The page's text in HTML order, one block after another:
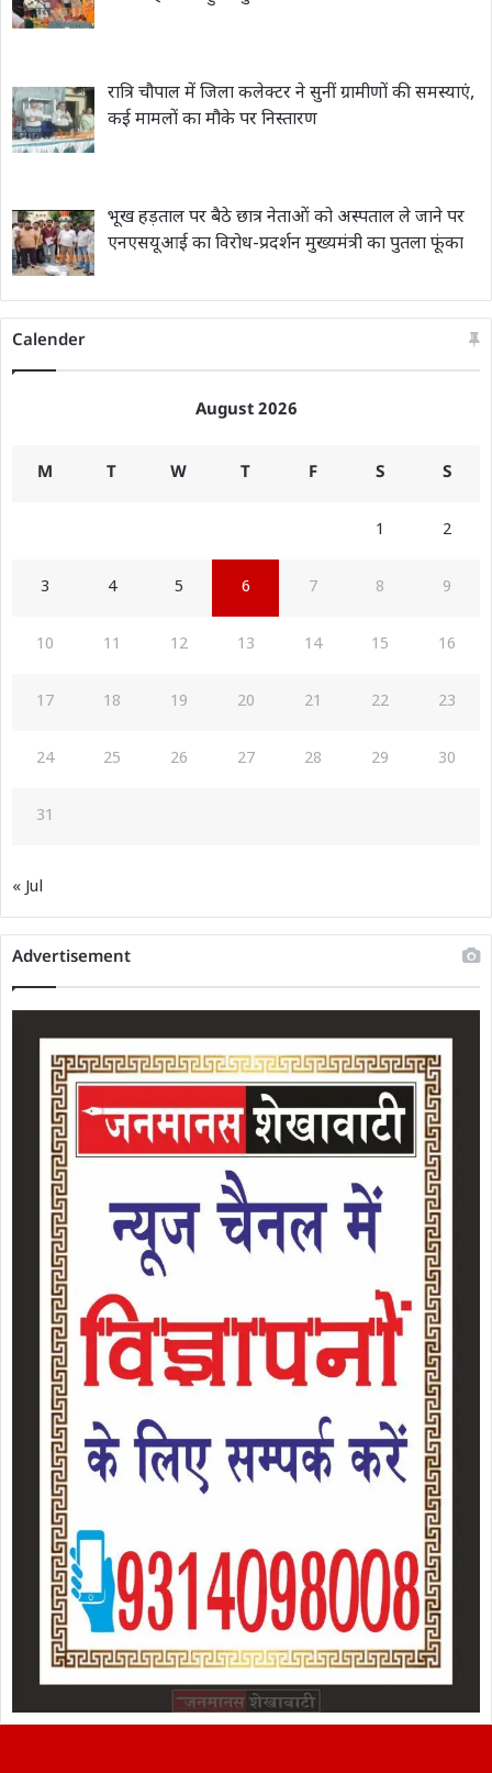
रात्रि चौपाल में जिला कलेक्टर ने सुनीं ग्रामीणों की समस्याएं,
कई मामलों का मौके पर निस्तारण
भूख हड़ताल पर बैठे छात्र नेताओं को अस्पताल ले जाने पर
एनएसयूआई का विरोध-प्रदर्शन मुख्यमंत्री का पुतला फूंका
Calender
August 2026
M T W T F S S
1 2
3 4 5 6 7 8 9
10 11 12 13 14 15 16
17 18 19 20 21 22 23
24 25 26 27 28 29 30
31
« Jul
Advertisement